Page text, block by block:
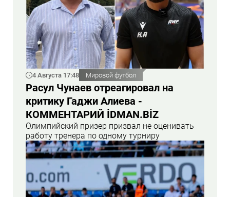
4 Августа 17:48 Мировой футбол
Расул Чунаев отреагировал на
критику Гаджи Алиева -
КОММЕНТАРИЙ İDMAN.BİZ
Олимпийский призер призвал не оценивать
работу тренера по одному турниру